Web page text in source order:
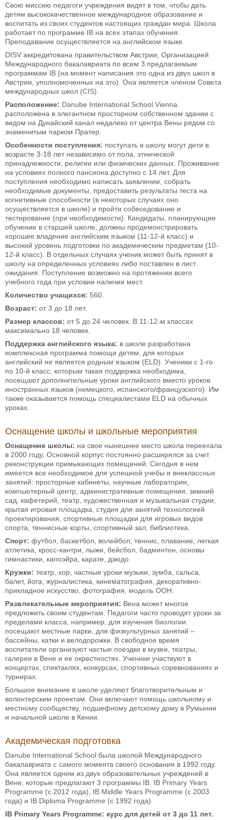
Свою миссию педагоги учреждения видят в том, чтобы дать
детям высококачественное международное образование и
воспитать из своих студентов настоящих граждан мира. Школа
работает по программе IB на всех этапах обучения.
Преподавание осуществляется на английском языке.
DISV аккредитована правительством Австрии, Организацией
Международного бакалавриата по всем 3 предлагаемым
программам IB (на момент написания это одна из двух школ в
Австрии, уполномоченных на это). Она является членом Совета
международных школ (CIS).
Расположение: Danube International School Vienna
расположена в элегантном просторном собственном здании с
видом на Дунайский канал недалеко от центра Вены рядом со
знаменитым парком Пратер.
Особенности поступления: поступать в школу могут дети в
возрасте 3-18 лет независимо от пола, этнической
принадлежности, религии или физических данных. Проживание
на условиях полного пансиона доступно с 14 лет. Для
поступления необходимо написать заявление, собрать
необходимые документы, предоставить результаты теста на
когнитивные способности (в некоторых случаях оно
осуществляется в школе) и пройти собеседование и
тестирование (при необходимости). Кандидаты, планирующие
обучение в старшей школе, должны продемонстрировать
хорошее владение английским языком (11-12-й класс) и
высокий уровень подготовки по академическим предметам (10-
12-й класс). В отдельных случаях ученик может быть принят в
школу на определенных условиях либо поставлен в лист
ожидания. Поступление возможно на протяжении всего
учебного года при условии наличия мест.
Количество учащихся: 560.
Возраст: от 3 до 18 лет.
Размер классов: от 5 до 24 человек. В 11-12-м классах
максимально 18 человек.
Поддержка английского языка: в школе разработана
комплексная программа помощи детям, для которых
английский не является родным языком (ELD). Ученики с 1-го
по 10-й класс, которым такая поддержка необходима,
посещают дополнительные уроки английского вместо уроков
иностранных языков (немецкого, испанского/французского). Им
также оказывается помощь специалистами ELD на обычных
уроках.
Оснащение школы и школьные мероприятия
Оснащение школы: на свое нынешнее место школа переехала
в 2000 году. Основной корпус постоянно расширялся за счет
реконструкции примыкающих помещений. Сегодня в нем
имеется все необходимое для успешной учебы и внеклассных
занятий: просторные кабинеты, научные лаборатории,
компьютерный центр, административные помещения, зимний
сад, кафетерий, театр, художественная и музыкальная студии,
крытая игровая площадка, студия для занятий технологией
проектирования, спортивные площадки для игровых видов
спорта, теннисные корты, спортивный зал, библиотека.
Спорт: футбол, баскетбол, волейбол, теннис, плавание, легкая
атлетика, кросс-кантри, лыжи, бейсбол, бадминтон, основы
гимнастики, капоэйра, карате, дзюдо.
Кружки: театр, хор, частные уроки музыки, зумба, сальса,
балет, йога, журналистика, кинематография, декоративно-
прикладное искусство, фотография, модель ООН.
Развлекательные мероприятия: Вена может многое
предложить своим студентам. Педагоги часто проводят уроки за
пределами класса, например, для изучения биологии
посещают местные парки, для физкультурных занятий –
бассейны, катки и велодорожки. В свободное время
воспитатели организуют частые поездки в музеи, театры,
галереи в Вене и ее окрестностях. Ученики участвуют в
концертах, спектаклях, конкурсах, спортивных соревнованиях и
турнирах.
Большое внимание в школе уделяют благотворительным и
волонтерским проектам. Они включают помощь школьному и
местному сообществу, подшефному детскому дому в Румынии
и начальной школе в Кении.
Академическая подготовка
Danube International School была школой Международного
бакалавриата с самого момента своего основания в 1992 году.
Она является одним из двух образовательных учреждений в
Вене, которые предлагают 3 программы IB: IB Primary Years
Programme (c 2012 года), IB Middle Years Programme (с 2003
года) и IB Diploma Programme (с 1992 года).
IB Primary Years Programme: курс для детей от 3 до 11 лет.